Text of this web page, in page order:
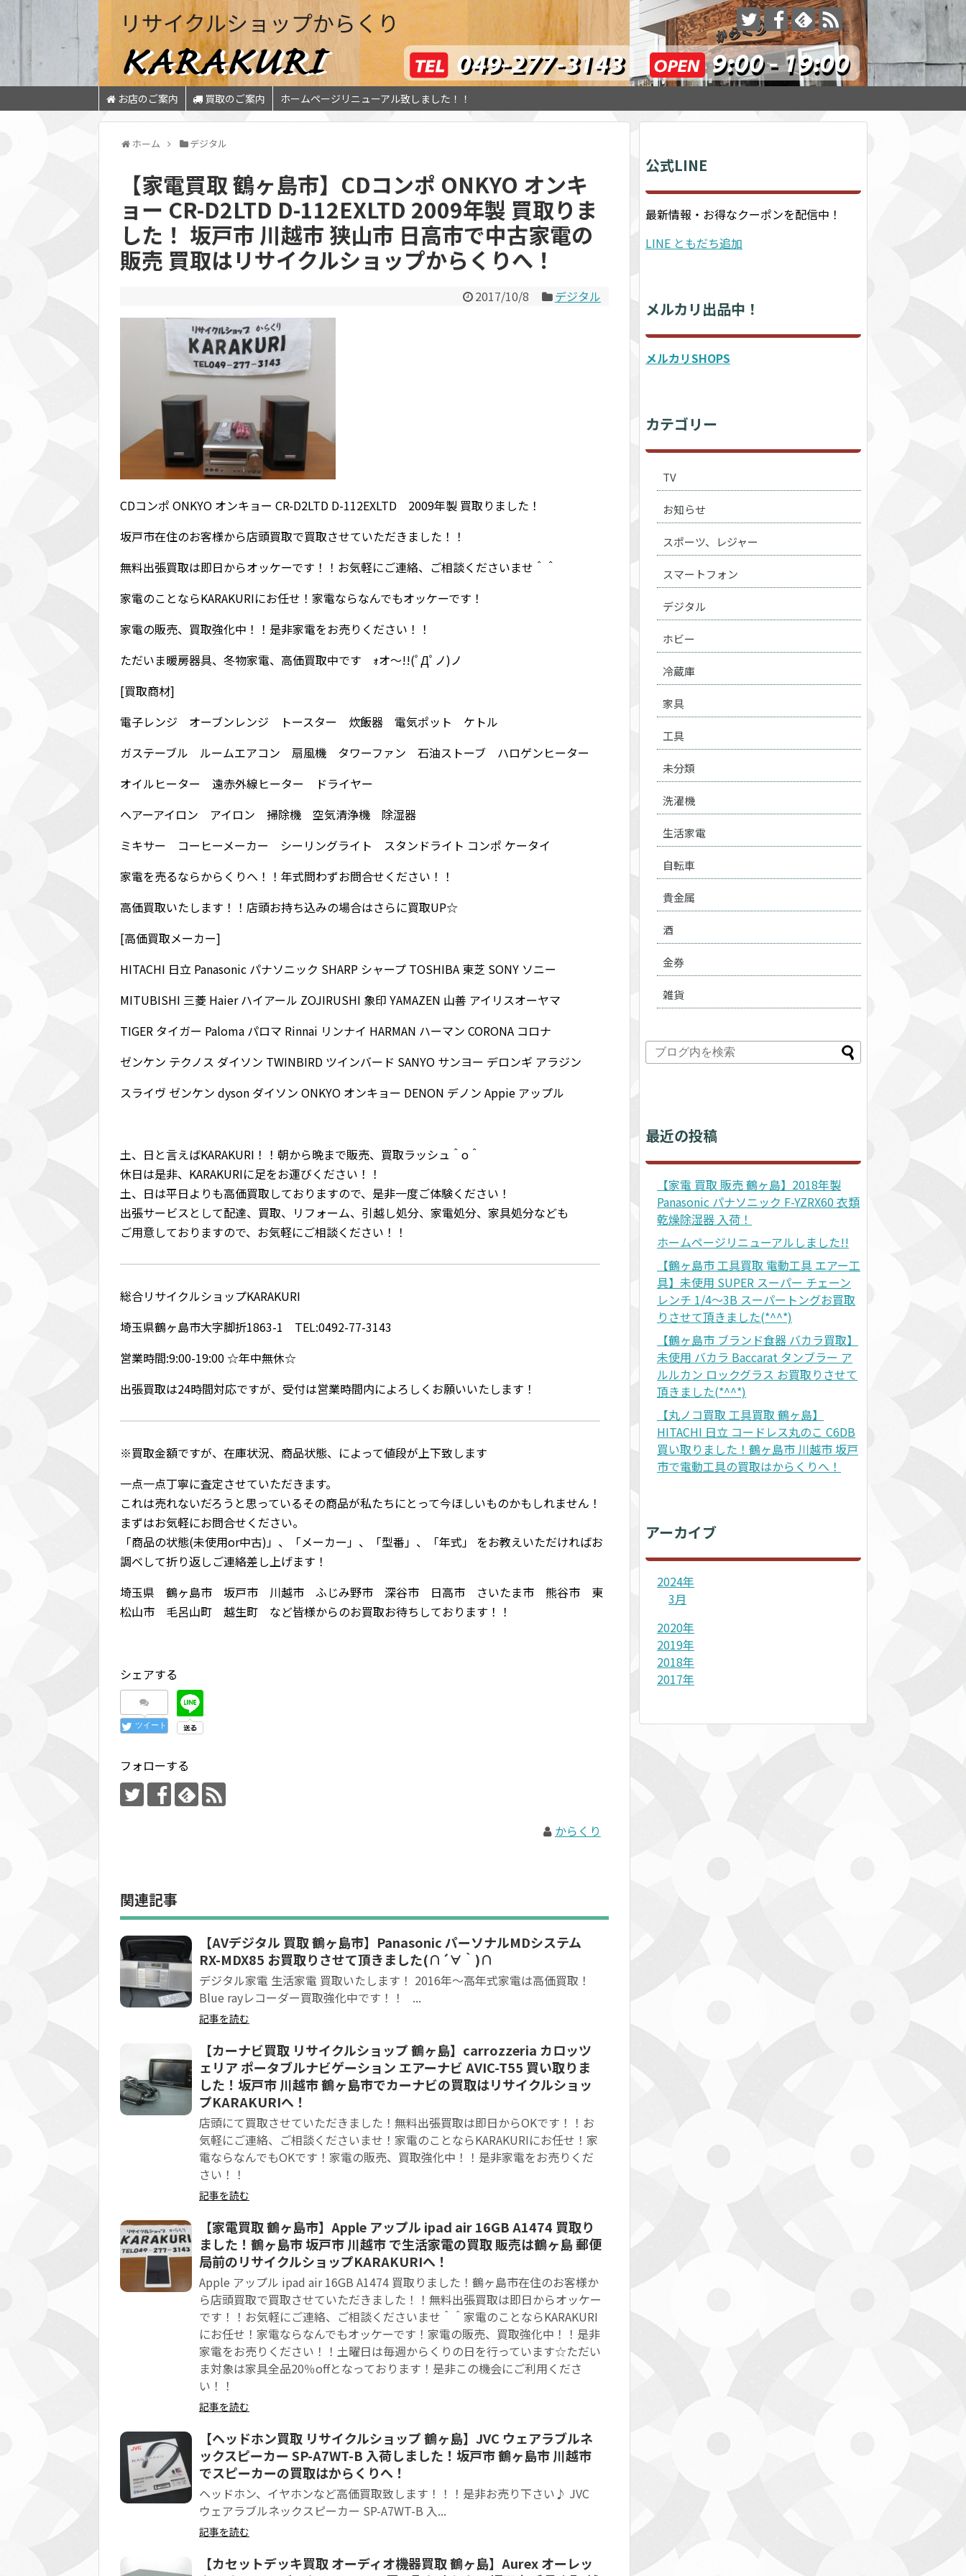
リサイクルショップからくり
お店のご案内 買取のご案内 ホームページリニューアル致しました！！
ホーム デジタル
【家電買取 鶴ヶ島市】CDコンポ ONKYO オンキ
ョー CR-D2LTD D-112EXLTD 2009年製 買取りま
した！ 坂戸市 川越市 狭山市 日高市で中古家電の
販売 買取はリサイクルショップからくりへ！
2017/10/8 デジタル
CDコンポ ONKYO オンキョー CR-D2LTD D-112EXLTD 2009年製 買取りました！
坂戸市在住のお客様から店頭買取で買取させていただきました！！
無料出張買取は即日からオッケーです！！お気軽にご連絡、ご相談くださいませ＾＾
家電のことならKARAKURIにお任せ！家電ならなんでもオッケーです！
家電の販売、買取強化中！！是非家電をお売りください！！
ただいま暖房器具、冬物家電、高価買取中です ｫオ～!!(ﾟДﾟノ)ノ
[買取商材]
電子レンジ オーブンレンジ トースター 炊飯器 電気ポット ケトル
ガステーブル ルームエアコン 扇風機 タワーファン 石油ストーブ ハロゲンヒーター
オイルヒーター 遠赤外線ヒーター ドライヤー
ヘアーアイロン アイロン 掃除機 空気清浄機 除湿器
ミキサー コーヒーメーカー シーリングライト スタンドライト コンポ ケータイ
家電を売るならからくりへ！！年式問わずお問合せください！！
高価買取いたします！！店頭お持ち込みの場合はさらに買取UP☆
[高価買取メーカー]
HITACHI 日立 Panasonic パナソニック SHARP シャープ TOSHIBA 東芝 SONY ソニー
MITUBISHI 三菱 Haier ハイアール ZOJIRUSHI 象印 YAMAZEN 山善 アイリスオーヤマ
TIGER タイガー Paloma パロマ Rinnai リンナイ HARMAN ハーマン CORONA コロナ
ゼンケン テクノス ダイソン TWINBIRD ツインバード SANYO サンヨー デロンギ アラジン
スライヴ ゼンケン dyson ダイソン ONKYO オンキョー DENON デノン Appie アップル
土、日と言えばKARAKURI！！朝から晩まで販売、買取ラッシュ＾o＾
休日は是非、KARAKURIに足をお運びください！！
土、日は平日よりも高価買取しておりますので、是非一度ご体験ください！
出張サービスとして配達、買取、リフォーム、引越し処分、家電処分、家具処分なども
ご用意しておりますので、お気軽にご相談ください！！
総合リサイクルショップKARAKURI
埼玉県鶴ヶ島市大字脚折1863-1 TEL:0492-77-3143
営業時間:9:00-19:00 ☆年中無休☆
出張買取は24時間対応ですが、受付は営業時間内によろしくお願いいたします！
※買取金額ですが、在庫状況、商品状態、によって値段が上下致します
一点一点丁寧に査定させていただきます。
これは売れないだろうと思っているその商品が私たちにとって今ほしいものかもしれません！
まずはお気軽にお問合せください。
「商品の状態(未使用or中古)」、「メーカー」、「型番」、「年式」 をお教えいただければお
調べして折り返しご連絡差し上げます！
埼玉県 鶴ヶ島市 坂戸市 川越市 ふじみ野市 深谷市 日高市 さいたま市 熊谷市 東
松山市 毛呂山町 越生町 など皆様からのお買取お待ちしております！！
シェアする
ツイート
フォローする
からくり
関連記事
【AVデジタル 買取 鶴ヶ島市】Panasonic パーソナルMDシステム
RX-MDX85 お買取りさせて頂きました(∩´∀｀)∩
デジタル家電 生活家電 買取いたします！ 2016年～高年式家電は高価買取！
Blue rayレコーダー買取強化中です！！ ...
記事を読む
【カーナビ買取 リサイクルショップ 鶴ヶ島】carrozzeria カロッツ
ェリア ポータブルナビゲーション エアーナビ AVIC-T55 買い取りま
した！坂戸市 川越市 鶴ヶ島市でカーナビの買取はリサイクルショッ
プKARAKURIへ！
店頭にて買取させていただきました！無料出張買取は即日からOKです！！お
気軽にご連絡、ご相談くださいませ！家電のことならKARAKURIにお任せ！家
電ならなんでもOKです！家電の販売、買取強化中！！是非家電をお売りくだ
さい！！
記事を読む
【家電買取 鶴ヶ島市】Apple アップル ipad air 16GB A1474 買取り
ました！鶴ヶ島市 坂戸市 川越市 で生活家電の買取 販売は鶴ヶ島 郵便
局前のリサイクルショップKARAKURIへ！
Apple アップル ipad air 16GB A1474 買取りました！鶴ヶ島市在住のお客様か
ら店頭買取で買取させていただきました！！無料出張買取は即日からオッケー
です！！お気軽にご連絡、ご相談くださいませ＾＾家電のことならKARAKURI
にお任せ！家電ならなんでもオッケーです！家電の販売、買取強化中！！是非
家電をお売りください！！土曜日は毎週からくりの日を行っています☆ただい
ま対象は家具全品20％offとなっております！是非この機会にご利用くださ
い！！
記事を読む
【ヘッドホン買取 リサイクルショップ 鶴ヶ島】JVC ウェアラブルネ
ックスピーカー SP-A7WT-B 入荷しました！坂戸市 鶴ヶ島市 川越市
でスピーカーの買取はからくりへ！
ヘッドホン、イヤホンなど高価買取致します！！！是非お売り下さい♪ JVC
ウェアラブルネックスピーカー SP-A7WT-B 入...
記事を読む
【カセットデッキ買取 オーディオ機器買取 鶴ヶ島】Aurex オーレッ
公式LINE
最新情報・お得なクーポンを配信中！
LINE ともだち追加
メルカリ出品中！
メルカリSHOPS
カテゴリー
TV
お知らせ
スポーツ、レジャー
スマートフォン
デジタル
ホビー
冷蔵庫
家具
工具
未分類
洗濯機
生活家電
自転車
貴金属
酒
金券
雑貨
最近の投稿
【家電 買取 販売 鶴ヶ島】2018年製
Panasonic パナソニック F-YZRX60 衣類
乾燥除湿器 入荷！
ホームページリニューアルしました!!
【鶴ヶ島市 工具買取 電動工具 エアー工
具】未使用 SUPER スーパー チェーン
レンチ 1/4～3B スーパートングお買取
りさせて頂きました(*^^*)
【鶴ヶ島市 ブランド食器 バカラ買取】
未使用 バカラ Baccarat タンブラー ア
ルルカン ロックグラス お買取りさせて
頂きました(*^^*)
【丸ノコ買取 工具買取 鶴ヶ島】
HITACHI 日立 コードレス丸のこ C6DB
買い取りました！鶴ヶ島市 川越市 坂戸
市で電動工具の買取はからくりへ！
アーカイブ
2024年
3月
2020年
2019年
2018年
2017年